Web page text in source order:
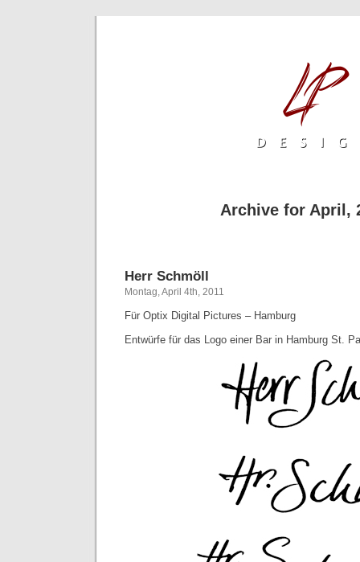
Archive for April,
Herr Schmöll
Montag, April 4th, 2011
Für Optix Digital Pictures – Hamburg
Entwürfe für das Logo einer Bar in Hamburg St.